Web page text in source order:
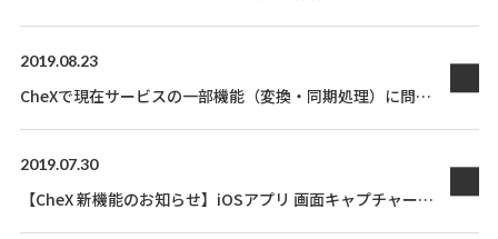
2019.08.23
CheXで現在サービスの一部機能（変換・同期処理）に問題
2019.07.30
【CheX 新機能のお知らせ】iOSアプリ 画面キャプチャーを